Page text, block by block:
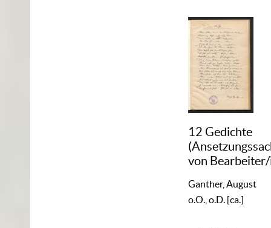
12 Gedichte
von
Ganther, August
o.O., o.D. [ca.]